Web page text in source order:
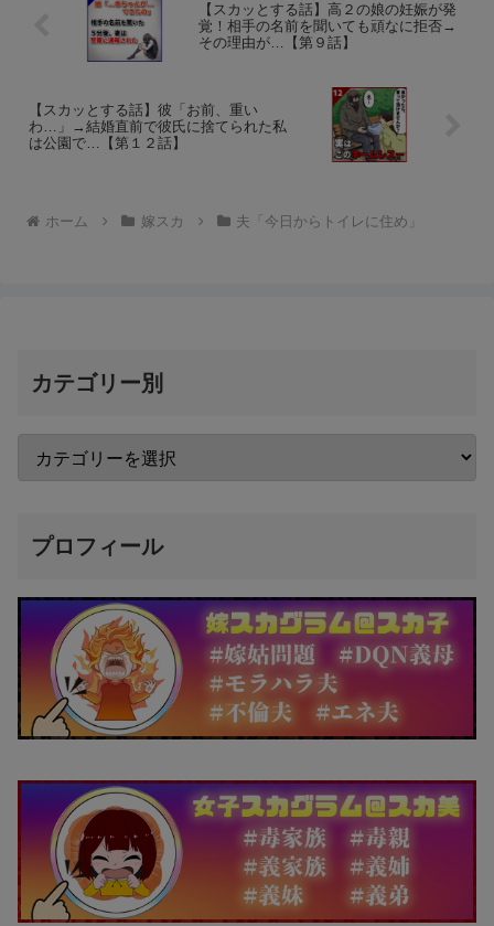
【スカッとする話】高２の娘の妊娠が発
覚！相手の名前を聞いても頑なに拒否→
その理由が…【第９話】
【スカッとする話】彼「お前、重い
わ…」→結婚直前で彼氏に捨てられた私
は公園で…【第１２話】
ホーム 嫁スカ 夫「今日からトイレに住め」
カテゴリー別
プロフィール